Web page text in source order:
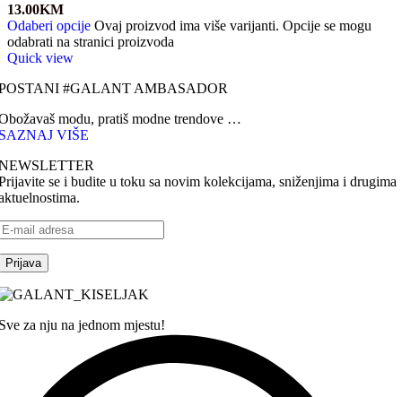
13.00KM
Odaberi opcije Ovaj proizvod ima više varijanti. Opcije se mogu
odabrati na stranici proizvoda
Quick view
#GALANT AMBASADOR
modu, pratiš modne trendove …
VIŠE
se i budite u toku sa novim kolekcijama, sniženjima i drugima
za nju na jednom mjestu!